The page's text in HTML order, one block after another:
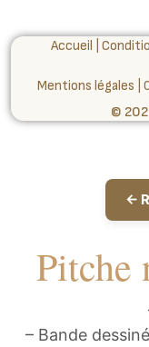
Accueil
Mentions légales
©
←
Pitche
– Bande